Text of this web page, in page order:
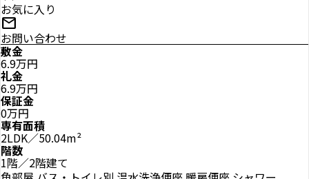
お気に入り
mail
お問い合わせ
敷金
6.9万円
礼金
6.9万円
保証金
0万円
専有面積
2LDK／50.04m²
階数
1階／2階建て